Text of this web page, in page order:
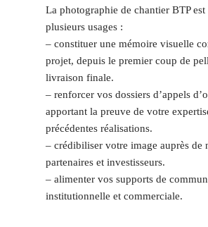
La photographie de chantier BTP
plusieurs usages :
– constituer une mémoire visuelle
projet, depuis le premier coup de
livraison finale.
– renforcer vos dossiers d’appels
apportant la preuve de votre
précédentes réalisations.
– crédibiliser votre image auprès de
partenaires et investisseurs.
– alimenter vos supports de
institutionnelle et commerciale.